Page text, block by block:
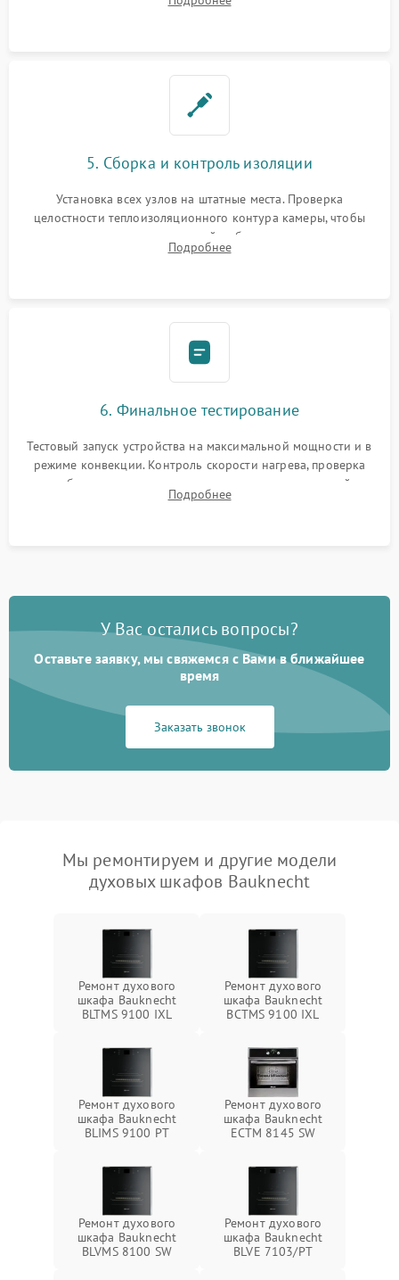
выгоревших реле, восстановление контактов и замена
5. Сборка и контроль изоляции
Установка всех узлов на штатные места. Проверка
целостности теплоизоляционного контура камеры, чтобы
исключить перегрев кухонной мебели и потерю тепла.
Надежная фиксация клемм и сборка корпуса шкафа.
Подробнее
6. Финальное тестирование
Тестовый запуск устройства на максимальной мощности и в
режиме конвекции. Контроль скорости нагрева, проверка
срабатывания термостата при достижении заданной
температуры и тест на отсутствие утечек тока.
Подробнее
У Вас остались вопросы?
Оставьте заявку, мы свяжемся с Вами в ближайшее
время
Заказать звонок
Мы ремонтируем и другие модели
духовых шкафов Bauknecht
Ремонт духового
шкафа Bauknecht
BLTMS 9100 IXL
Ремонт духового
шкафа Bauknecht
BCTMS 9100 IXL
Ремонт духового
шкафа Bauknecht
BLIMS 9100 PT
Ремонт духового
шкафа Bauknecht
ECTM 8145 SW
Ремонт духового
шкафа Bauknecht
BLVMS 8100 SW
Ремонт духового
шкафа Bauknecht
BLVE 7103/PT